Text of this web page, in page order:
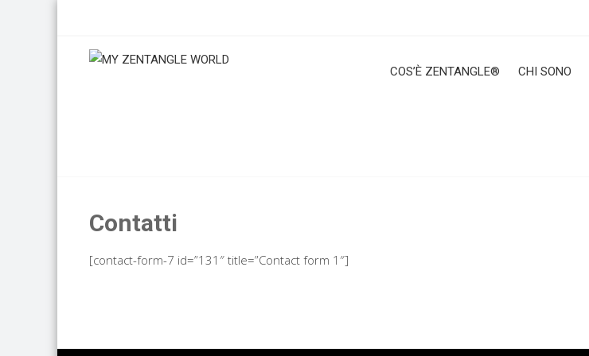
COS’È ZENTANGLE® CHI SONO
Contatti
[contact-form-7 id=”131″ title=”Contact form 1″]